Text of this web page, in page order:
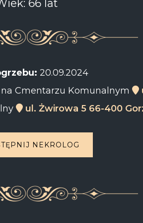
66 lat
20.09.2024
na Cmentarzu Komunalnym
ul. Żwirowa 5 66-400
NEKROLOG